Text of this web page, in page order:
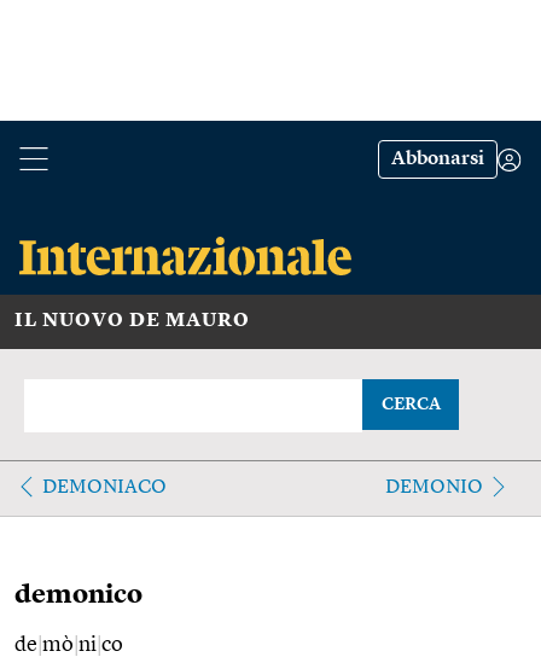
Abbonarsi
IL NUOVO DE MAURO
CERCA
DEMONIACO DEMONIO
demonico
de mò ni co